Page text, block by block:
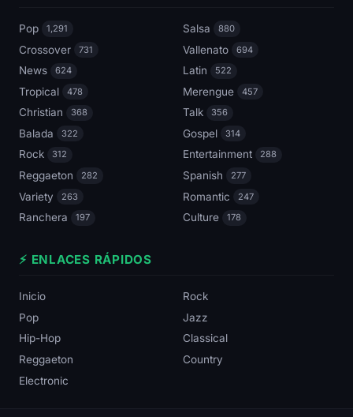
Pop 1,291 Salsa 880
Crossover 731 Vallenato 694
News 624 Latin 522
Tropical 478 Merengue 457
Christian 368 Talk 356
Balada 322 Gospel 314
Rock 312 Entertainment 288
Reggaeton 282 Spanish 277
Variety 263 Romantic 247
Ranchera 197 Culture 178
⚡ ENLACES RÁPIDOS
Inicio
Rock
Pop
Jazz
Hip-Hop
Classical
Reggaeton
Country
Electronic